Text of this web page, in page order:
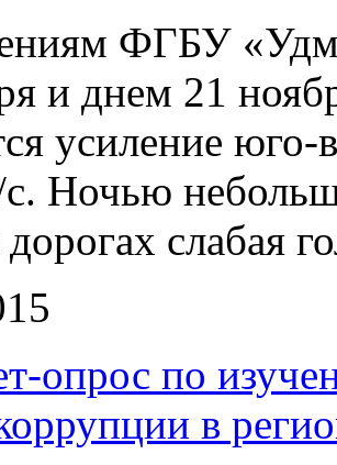
ФГБУ
и днем 21
усиление юго-
Ночью
дорогах слабая
опрос по
в